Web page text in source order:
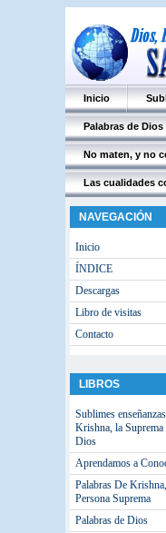
Inicio
Palabras de Dios
No maten, y no
Las cualidades
NAVEGACIÓN
Inicio
ÍNDICE
Descargas
Libro de visitas
Contacto
LIBROS
Sublimes
Krishna, la Suprema
Dios
Aprendamos a
Palabras De
Persona Suprema
Palabras de Dios